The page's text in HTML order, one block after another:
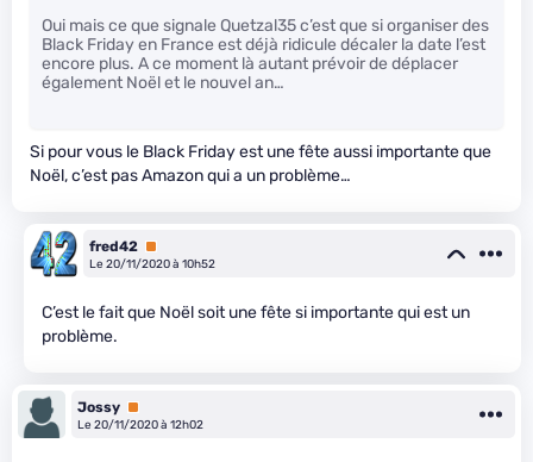
Oui mais ce que signale Quetzal35 c’est que si organiser des
Black Friday en France est déjà ridicule décaler la date l’est
encore plus. A ce moment là autant prévoir de déplacer
également Noël et le nouvel an…
Si pour vous le Black Friday est une fête aussi importante que
Noël, c’est pas Amazon qui a un problème…
fred42 Premium
Le 20/11/2020 à 10h52
C’est le fait que Noël soit une fête si importante qui est un
problème.
Jossy Premium
Le 20/11/2020 à 12h02